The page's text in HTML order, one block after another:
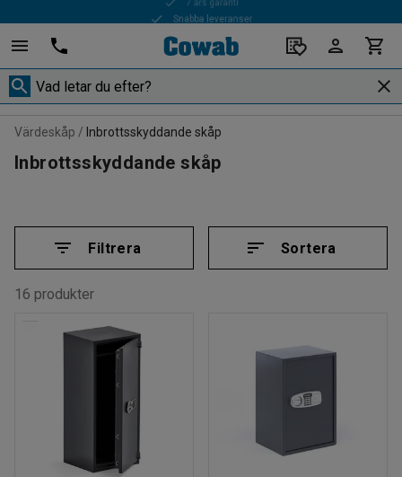
Snabba leveranser
Värdeskåp Inbrottsskyddande skåp
Inbrottsskyddande skåp
Filtrera Sortera
16 produkter